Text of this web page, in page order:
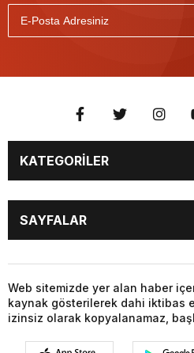
KATEGORİLER
BİYOGRAFİLER
EĞİTİM
FOTO GALERİ
GÜNDEM
MAGAZİN
SİYASET
SAYFALAR
EĞİTİM
FOTO GALERİ
GÜNDEM
MAGAZİN
Web sitemizde yer alan haber
kaynak gösterilerek dahi iktibas
izinsiz olarak kopyalanamaz,